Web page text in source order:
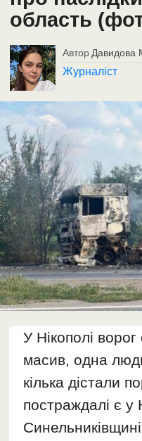
область
Автор Давидова
Журналіст
У Нікополі
масив, одна
кілька дістали
постраждалі є у